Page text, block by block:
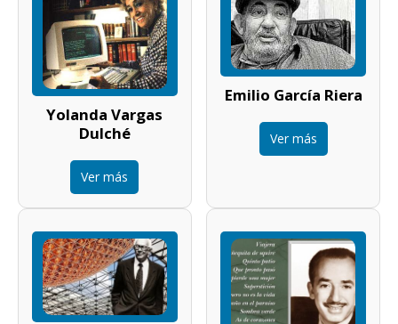
Yolanda Vargas
Dulché
Ver más
Emilio García Riera
Ver más